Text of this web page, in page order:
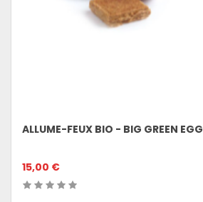
ALLUME-FEUX BIO - BIG GREEN EGG
15,00 €